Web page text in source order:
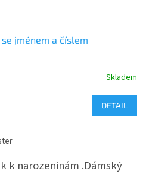
jménem a číslem
Skladem
DETAIL
k narozeninám .Dámský